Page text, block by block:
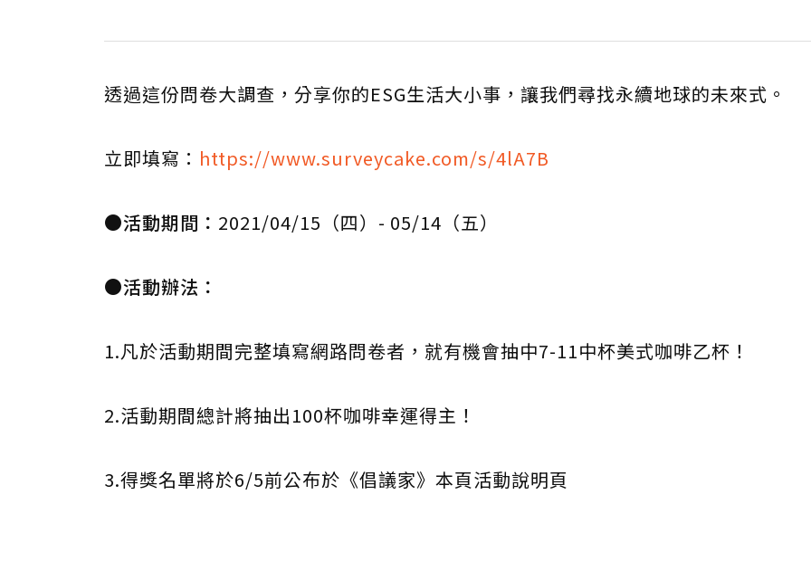
透過這份問卷大調查，分享你的ESG生活大小事，讓我們尋找永續地球的未來式。
立即填寫： https://www.surveycake.com/s/4lA7B
●活動期間： 2021/04/15（四）- 05/14（五）
●活動辦法：
1.凡於活動期間完整填寫網路問卷者，就有機會抽中7-11中杯美式咖啡乙杯！
2.活動期間總計將抽出100杯咖啡幸運得主！
3.得獎名單將於6/5前公布於《倡議家》本頁活動說明頁